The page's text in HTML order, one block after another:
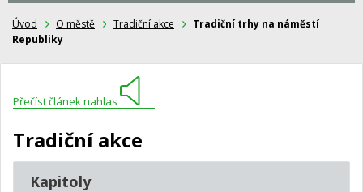
Úvod O městě Tradiční akce
Tradiční trhy na náměstí
Republiky
Přečíst článek nahlas
Tradiční akce
Kapitoly